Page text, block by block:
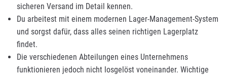
sicheren Versand im Detail kennen.
Du arbeitest mit einem modernen Lager-Management-System
und sorgst dafür, dass alles seinen richtigen Lagerplatz
findet.
Die verschiedenen Abteilungen eines Unternehmens
funktionieren jedoch nicht losgelöst voneinander. Wichtige